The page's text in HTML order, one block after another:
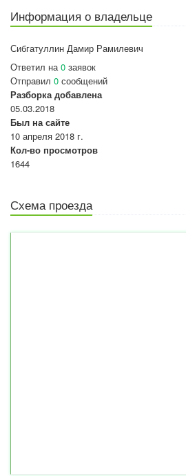
Информация о владельце
Сибгатуллин Дамир Рамилевич
Ответил на0 заявок
Отправил 0 сообщений
Разборка добавлена
05.03.2018
Был на сайте
10 апреля 2018 г.
Кол-во просмотров
1644
Схема проезда